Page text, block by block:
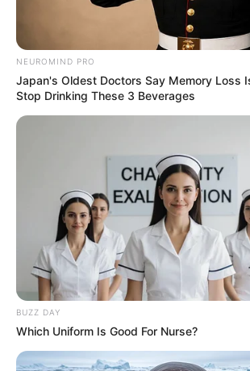
NEUROMIND PRO
Japan's Oldest Doctors Say Memory Loss
Stop Drinking These 3 Beverages
BUZZ DAY
Which Uniform Is Good For Nurse?